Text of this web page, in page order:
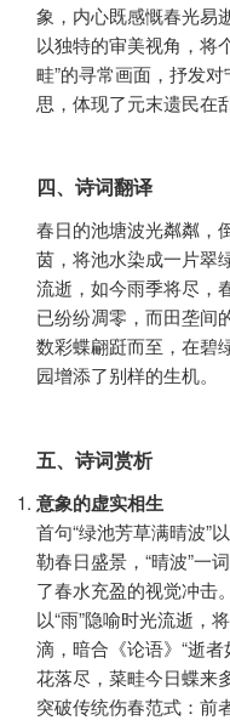
象，内心既感慨春光易
以独特的审美视角，将
畦”的寻常画面，抒发
思，体现了元末遗民在
四、诗词翻译
春日的池塘波光粼粼，
茵，将池水染成一片翠
流逝，如今雨季将尽，
已纷纷凋零，而田垄
数彩蝶翩跹而至，在碧
园增添了别样的生机。
五、诗词赏析
意象的虚实相生
首句“绿池芳草满晴波”
勒春日盛景，“晴波”一
了春水充盈的视觉冲击
以“雨”隐喻时光流逝，
滴，暗合《论语》“逝
花落尽，菜畦今日蝶来
突破传统伤春范式：前